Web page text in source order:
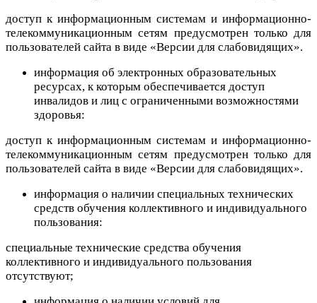
доступ к информационным системам и информационно-
телекоммуникационным сетям предусмотрен только для
пользователей сайта в виде «Версии для слабовидящих».
информация об электронных образовательных
ресурсах, к которым обеспечивается доступ
инвалидов и лиц с ограниченными возможностями
здоровья:
доступ к информационным системам и информационно-
телекоммуникационным сетям предусмотрен только для
пользователей сайта в виде «Версии для слабовидящих».
информация о наличии специальных технических
средств обучения коллективного и индивидуального
пользования:
специальные технические средства обучения
коллективного и индивидуального пользования
отсутствуют;